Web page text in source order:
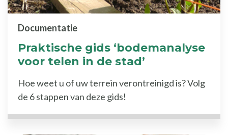
Praktische gids ‘bodemanalyse
voor telen in de stad’
Documentatie
Hoe weet u of uw terrein verontreinigd is? Volg
de 6 stappen van deze gids!